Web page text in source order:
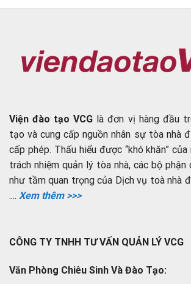
Viện đào tạo VCG là đơn vị hàng đầu
tạo và cung cấp nguồn nhân sự tòa nhà
cấp phép. Thấu hiểu được “khó khăn”
trách nhiệm quản lý tòa nhà, các bộ phận
như tầm quan trọng của Dịch vụ toà nhà
.... Xem thêm >>>
CÔNG TY TNHH TƯ VẤN QUẢN LÝ VCG
Văn Phòng Chiêu Sinh Và Đào Tạo: